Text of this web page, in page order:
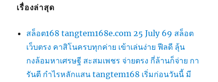
เรื่องล่าสุด
สล็อต168 tangtem168e.com 25 July 69 สล็อต
เว็บตรง คาสิโนครบทุกค่าย เข้าเล่นง่าย ฟีลดี ลุ้น
กงล้อมหาเศรษฐี สะสมเพชร จ่ายตรง กี่ล้านก็จ่าย กา
รันตี กำไรหลักแสน tangtem168 เริ่มก่อนวันนี้ มี